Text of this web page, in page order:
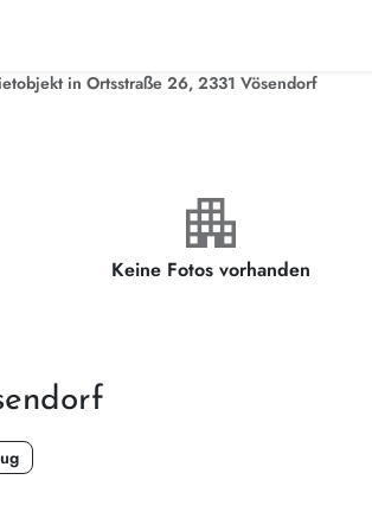
in Ortsstraße 26, 2331 Vösendorf
apartment
Keine Fotos vorhanden